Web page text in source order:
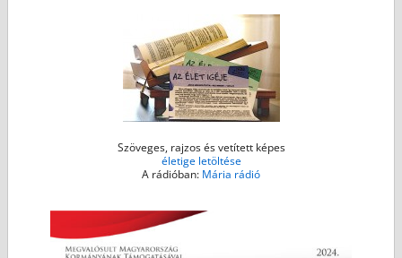
Szöveges, rajzos és vetített képes
életige letöltése
A rádióban: Mária rádió